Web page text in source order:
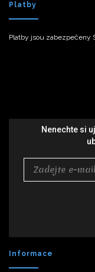
Platby
Platby jsou zabezpečeny
Nenechte si
Informace